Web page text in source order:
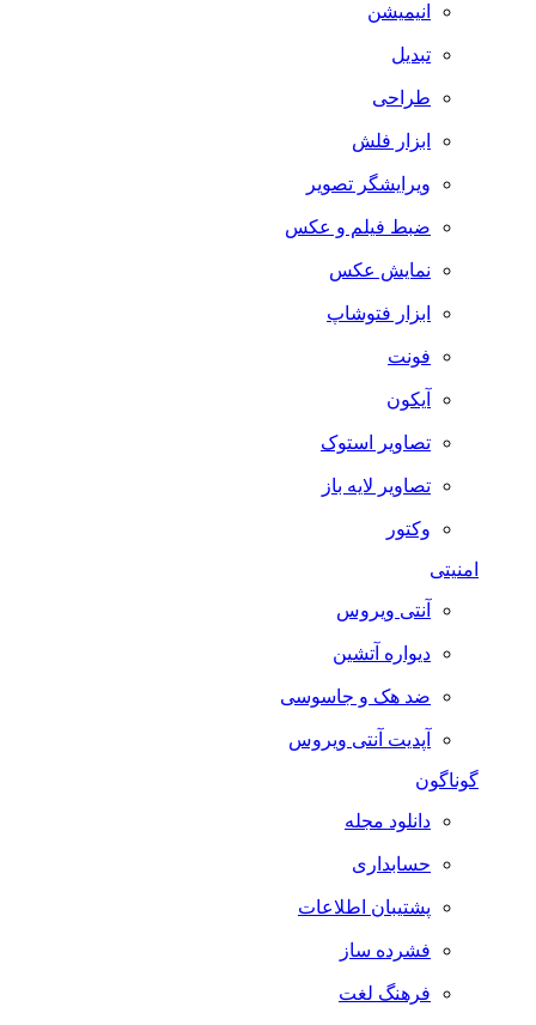
انیمیشن
تبدیل
طراحی
ابزار فلش
ویرایشگر تصویر
ضبط فيلم و عكس
نمایش عکس
ابزار فتوشاپ
فونت
آیکون
تصاویر استوک
تصاویر لایه باز
وکتور
امنیتی
آنتی ویروس
دیواره آتشین
ضد هک و جاسوسی
آپدیت آنتی ویروس
گوناگون
دانلود مجله
حسابداری
پشتیبان اطلاعات
فشرده ساز
فرهنگ لغت